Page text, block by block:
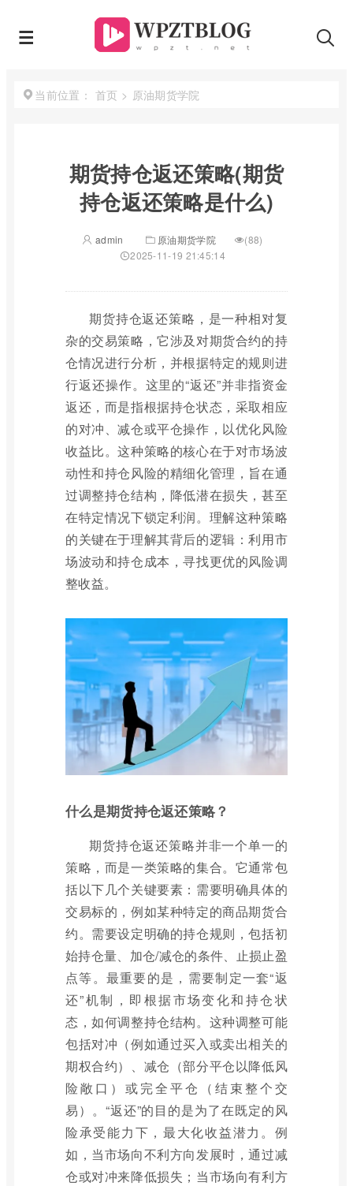
当前位置： 首页 > 原油期货学院
期货持仓返还策略(期货
持仓返还策略是什么)
admin 原油期货学院
(88)
2025-11-19 21:45:14
期货持仓返还策略，是一种相对复
杂的交易策略，它涉及对期货合约的持
仓情况进行分析，并根据特定的规则进
行返还操作。这里的“返还”并非指资金
返还，而是指根据持仓状态，采取相应
的对冲、减仓或平仓操作，以优化风险
收益比。这种策略的核心在于对市场波
动性和持仓风险的精细化管理，旨在通
过调整持仓结构，降低潜在损失，甚至
在特定情况下锁定利润。理解这种策略
的关键在于理解其背后的逻辑：利用市
场波动和持仓成本，寻找更优的风险调
整收益。
什么是期货持仓返还策略？
期货持仓返还策略并非一个单一的
策略，而是一类策略的集合。它通常包
括以下几个关键要素：需要明确具体的
交易标的，例如某种特定的商品期货合
约。需要设定明确的持仓规则，包括初
始持仓量、加仓/减仓的条件、止损止盈
点等。最重要的是，需要制定一套“返
还”机制，即根据市场变化和持仓状
态，如何调整持仓结构。这种调整可能
包括对冲（例如通过买入或卖出相关的
期权合约）、减仓（部分平仓以降低风
险敞口）或完全平仓（结束整个交
易）。“返还”的目的是为了在既定的风
险承受能力下，最大化收益潜力。例
如，当市场向不利方向发展时，通过减
仓或对冲来降低损失；当市场向有利方